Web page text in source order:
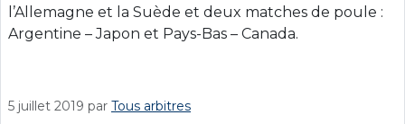
l’Allemagne et la Suède et deux matches de poule :
Argentine – Japon et Pays-Bas – Canada.
5 juillet 2019 par Tous arbitres